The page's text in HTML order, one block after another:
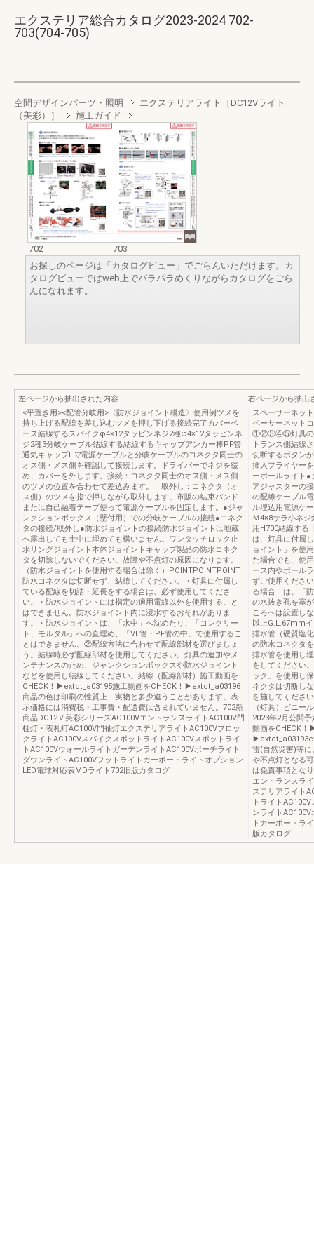
エクステリア総合カタログ2023-2024 702-
703(704-705)
空間デザインパーツ・照明
エクステリアライト［DC12Vライト
（美彩）］
施工ガイド
702
703
お探しのページは「カタログビュー」でごらんいただけます。カ
タログビューではweb上でパラパラめくりながらカタログをごら
んになれます。
左ページから抽出された内容
<平置き用><配管分岐用>〈防水ジョイント構造〉使用例ツメを
持ち上げる配線を差し込むツメを押し下げる接続完了カバーベ
ース結線するスパイクφ4×12タッピンネジ2種φ4×12タッピンネ
ジ2種3分岐ケーブル結線する結線するキャップアンカー棒PF管
通気キャップL.▽電源ケーブルと分岐ケーブルのコネクタ同士の
オス側・メス側を確認して接続します。ドライバーでネジを緩
め、カバーを外します。接続：コネクタ同士のオス側・メス側
のツメの位置を合わせて差込みます。 取外し：コネクタ（オ
ス側）のツメを指で押しながら取外します。市販の結束バンド
または自己融着テープ使って電源ケーブルを固定します。●ジャ
ンクションボックス（壁付用）での分岐ケーブルの接続●コネク
タの接続/取外し●防水ジョイントの接続防水ジョイントは地蔵
へ露出しても土中に埋めても構いません。ワンタッチロック止
水リングジョイント本体ジョイントキャップ製品の防水コネク
タを切除しないでください。故障や不点灯の原因になります。
（防水ジョイントを使用する場合は除く）POINTPOINTPOINT
防水コネクタは切断せず、結線してください。・灯具に付属し
ている配線を切詰・延長をする場合は、必ず使用してくださ
い。・防水ジョイントには指定の適用電線以外を使用すること
はできません。防水ジョイント内に浸水するおそれがありま
す。・防水ジョイントは、「水中」へ沈めたり、「コンクリー
ト、モルタル」への直埋め、「VE管・PF管の中」で使用するこ
とはできません。②配線方法に合わせて配線部材を選びましょ
う。結線時必ず配線部材を使用してください。灯具の追加やメ
ンテナンスのため、ジャンクションボックスや防水ジョイント
などを使用し結線してください。結線（配線部材）施工動画を
CHECK！▶extct_a03195施工動画をCHECK！▶extct_a03196
商品の色は印刷の性質上、実物と多少違うことがあります。表
示価格には消費税・工事費・配送費は含まれていません。702新
商品DC12Ｖ美彩シリーズAC100VエントランスライトAC100V門
柱灯・表札灯AC100V門袖灯エクステリアライトAC100Vブロッ
クライトAC100VスパイクスポットライトAC100Vスポットライ
トAC100VウォールライトガーデンライトAC100Vポーチライト
ダウンライトAC100Vフットライトカーポートライトオプション
LED電球対応表MDライト702旧版カタログ
右ページから抽出
スペーサーネッ
ペーサーネット
①②③④⑤灯具の配
トランス側結線
切断するボタン
挿入フライヤー
ーポールライト
アジャスターの
の配線ケーブル
ル埋込用電源ケ
Ｍ4×8サラ小ネ
用H700結線する
は、灯具に付属
ョイント」を
た場合でも、使
ース内やポール
ずご使用くださ
る場合 は、「防
の水抜き孔を塞
ころへは設置し
以上G.L.67mm
排水管（硬質塩
の防水コネクタ
排水管を使用し
をしてください
ック」を使用し
ネクタは切断し
を施してくださ
（灯具）ビニー
2023年2月公開
動画をCHECK！
雷(自然災害)等
や不点灯となる
は免責事項とな
エントランスラ
ステリアライト
トライト
ンライト
トカーポートラ
版カタログ